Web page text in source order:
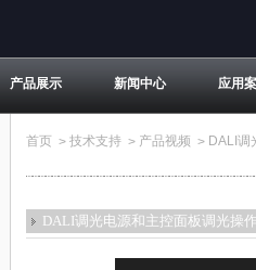
产品展示 新闻中心 应用
首页 > 技术支持 > 产品视频 > DALI调
DALI调光电源和主控面板调光操